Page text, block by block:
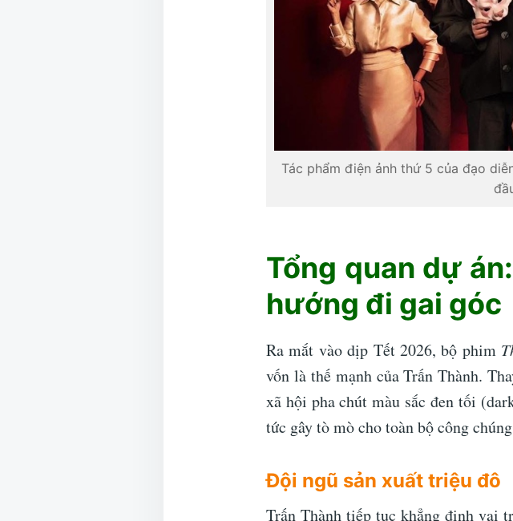
Tác phẩm điện ảnh thứ 5 của đạo
Tổng quan dự
hướng đi gai góc
Ra mắt vào dịp Tết 2026, bộ phim
vốn là thế mạnh của Trấn Thành.
xã hội pha chút màu sắc đen tối
tức gây tò mò cho toàn bộ công
Đội ngũ sản xuất triệu đô
Trấn Thành tiếp tục khẳng định vai